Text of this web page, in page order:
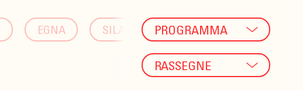
EGNA SILANDRO VIPITENO
PROGRAMMA
RASSEGNE